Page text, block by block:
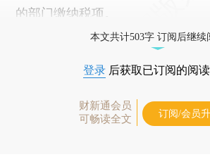
的部门缴纳税项。
本文共计503字 订阅后继续
登录 后获取已订阅的阅
财新通会员
可畅读全文
订阅/会员